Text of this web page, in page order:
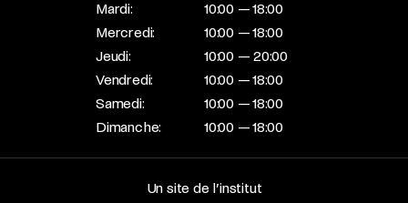
Mardi:
10:00 — 18:00
Mercredi:
10:00 — 18:00
Jeudi:
10:00 — 20:00
Vendredi:
10:00 — 18:00
Samedi:
10:00 — 18:00
Dimanche:
10:00 — 18:00
Un site de l’institut